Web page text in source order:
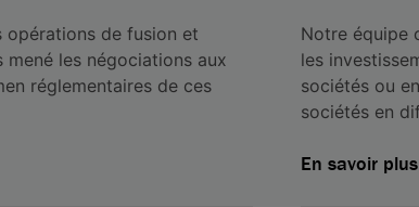
opérations de fusion et
les négociations aux
réglementaires de ces
Notre équipe
les
sociétés ou
sociétés en
En savoir plus